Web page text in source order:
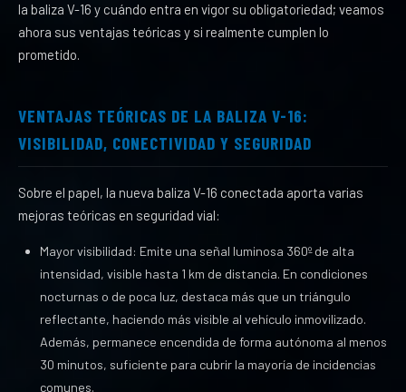
la baliza V-16 y cuándo entra en vigor su obligatoriedad; veamos
ahora sus ventajas teóricas y si realmente cumplen lo
prometido.
VENTAJAS TEÓRICAS DE LA BALIZA V-16:
VISIBILIDAD, CONECTIVIDAD Y SEGURIDAD
Sobre el papel, la nueva baliza V-16 conectada aporta varias
mejoras teóricas en seguridad vial:
Mayor visibilidad: Emite una señal luminosa 360º de alta
intensidad, visible hasta 1 km de distancia. En condiciones
nocturnas o de poca luz, destaca más que un triángulo
reflectante, haciendo más visible al vehículo inmovilizado.
Además, permanece encendida de forma autónoma al menos
30 minutos, suficiente para cubrir la mayoría de incidencias
comunes.